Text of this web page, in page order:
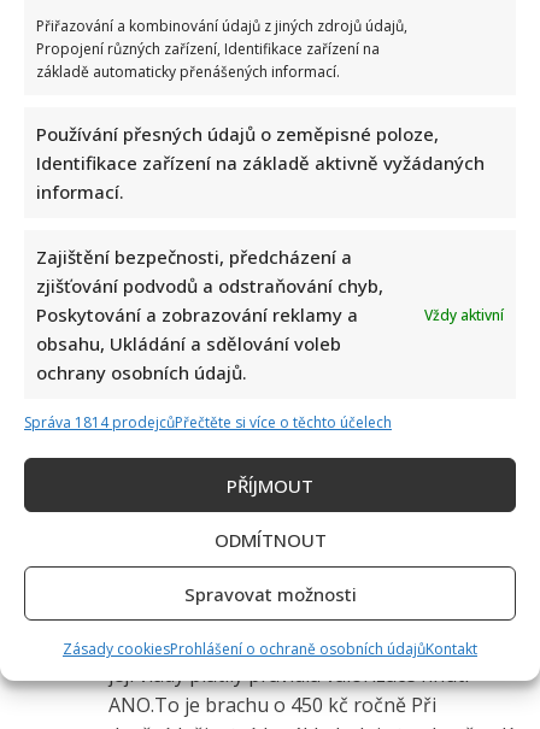
Přiřazování a kombinování údajů z jiných zdrojů údajů,
Propojení různých zařízení, Identifikace zařízení na
základě automaticky přenášených informací.
Používání přesných údajů o zeměpisné poloze,
Identifikace zařízení na základě aktivně vyžádaných
informací.
Zajištění bezpečnosti, předcházení a
zjišťování podvodů a odstraňování chyb,
Poskytování a zobrazování reklamy a
obsahu, Ukládání a sdělování voleb
ochrany osobních údajů.
Vždy aktivní
Správa 1814 prodejcůPřečtěte si více o těchto účelech
PŘÍJMOUT
ODMÍTNOUT
Spravovat možnosti
Zásady cookiesProhlášení o ochraně osobních údajůKontakt
Josef Volfík napsal:
Mohl by pan Troška (nebo někdo jiný), uvést
sumu, kterou každoročně dostává za
reprízování jeho filmů ve všech televizích?
Josef napsal:
11. 3. 2025 (0:39)
Nejvíc mě namíchla lež, že se důchodcům za 4
roky s letoškem, dnešní vlády zvedl důchod o
,že za další 4 roky ,kdy prý bude vládnout
Spolu, dohoní ekonomika platy, že budou
vysoké jako v Německu.Dnešní vláda lže a
udělala pravý opak všeho co slibovala, před a
po volbách..Nestěžuji si, ale osobně s
nadprůměrným důchodem mi dnešní vláda s
letoškem za 4 roky přidala a navýšila důchod
o asi 1800 kč a to díky tomu, že za první rok
její vlády platily pravidla valorizace hnutí
ANO.To je brachu o 450 kč ročně Při